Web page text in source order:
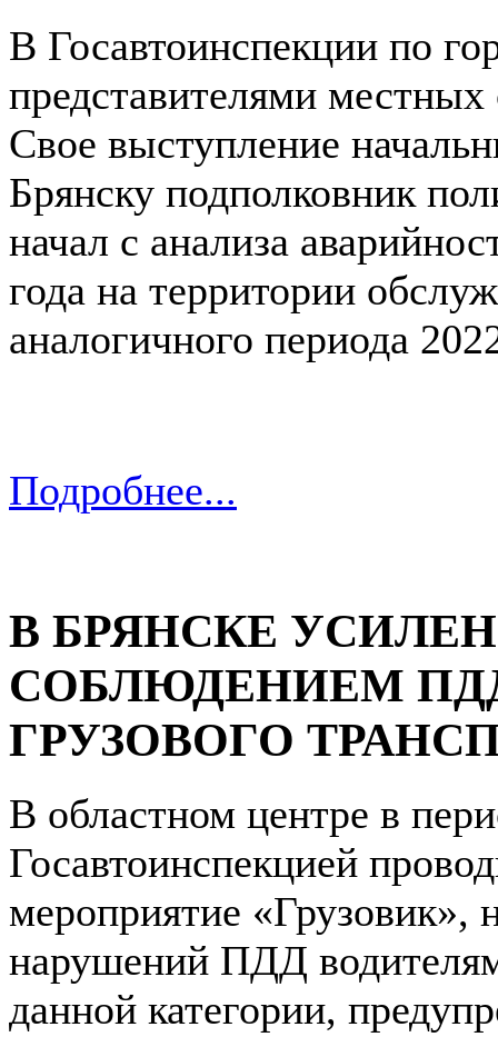
В Госавтоинспекции по
представителями
Свое выступление
Брянску подполковник
начал с анализа
года на территории
аналогичного периода
Подробнее...
В БРЯНСКЕ
СОБЛЮДЕНИЕМ
ГРУЗОВОГО
В областном центре в
Госавтоинспекцией
мероприятие «Грузовик»,
нарушений ПДД
данной категории,